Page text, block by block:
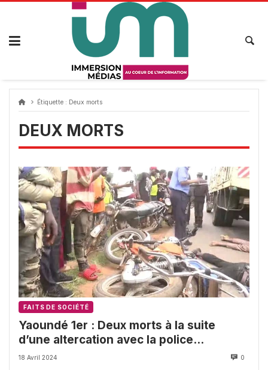
Passer
Étiquette : Deux morts
DEUX MORTS
FAITS DE SOCIÉTÉ
Yaoundé 1er : Deux morts à la suite
d’une altercation avec la police
municipale
18 Avril 2024 0